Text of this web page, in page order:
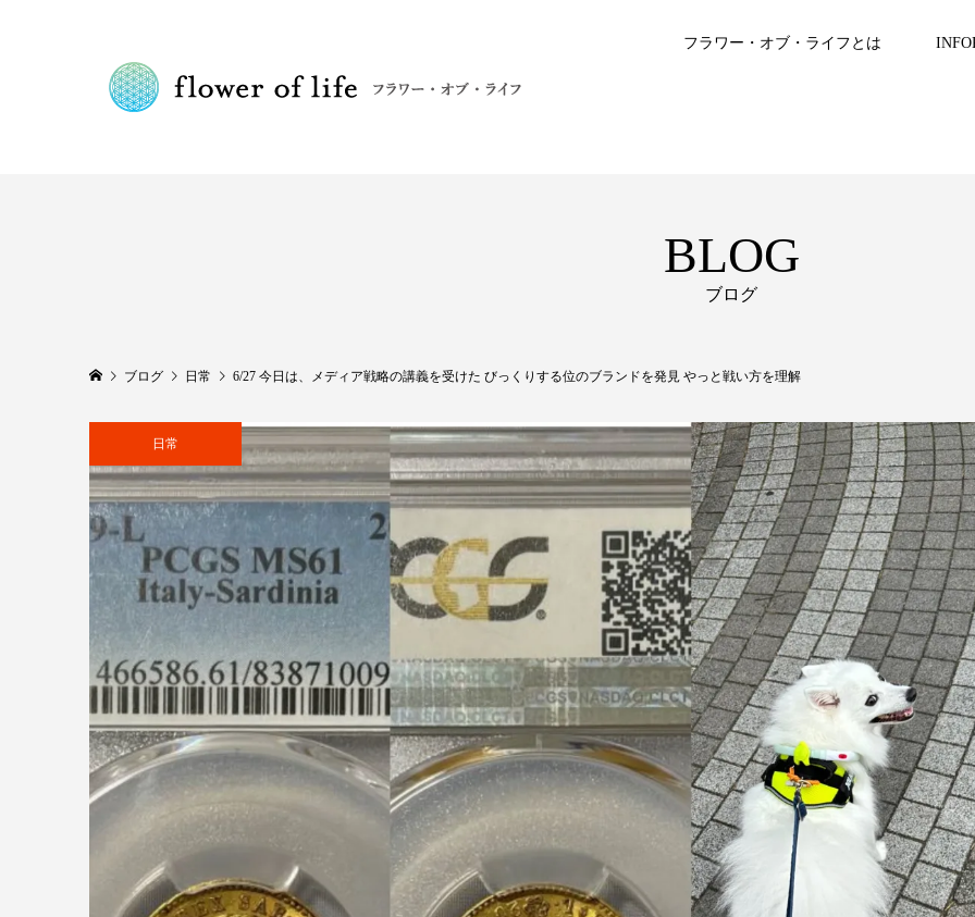
フラワー・オブ・ライフとは
BLOG
ブログ
ブログ 日常 6/27 今日は、メディア戦略の講義を受けた びっくりする位のブランドを発見 やっと戦い方を理解
日常